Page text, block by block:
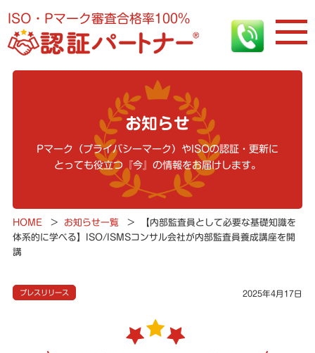
ISO・Pマーク審査合格率100%
お知らせ
Pマーク（プライバシーマーク）やISOの認証・更新に
とっても役立つ『今』の情報をお届けします。
HOME > お知らせ一覧 >
【内部監査員として必要な基礎知識を
体系的に学べる】ISO/ISMSコンサル会社が内部監査員養成講座を開
講
プレスリリース 2025年4月17日